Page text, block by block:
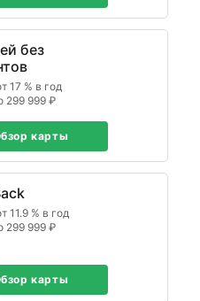
без
17 % в год
299 999 ₽
карты
11.9 % в год
299 999 ₽
карты